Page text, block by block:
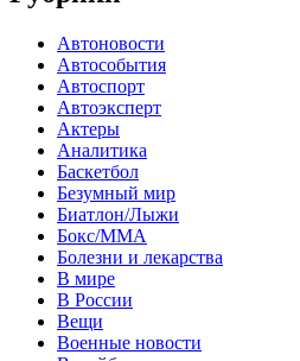
Автоновости
Автособытия
Автоспорт
Автоэксперт
Актеры
Аналитика
Баскетбол
Безумный мир
Биатлон/Лыжи
Бокс/MMA
Болезни и лекарства
В мире
В России
Вещи
Военные новости